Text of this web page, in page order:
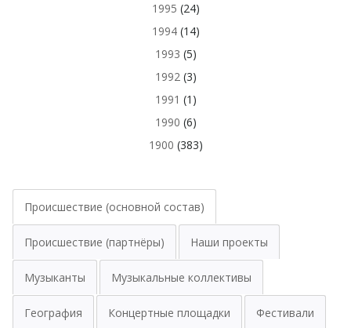
1995 (24)
1994(14)
1993 (5)
1992(3)
1991 (1)
1990 (6)
1900 (383)
Происшествие (основной состав)
Происшествие (партнёры) Наши проекты
Музыканты Музыкальные коллективы
География Концертные площадки Фестивали